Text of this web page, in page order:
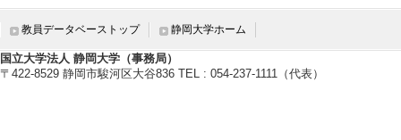
教員データベーストップ 静岡大学ホーム
国立大学法人 静岡大学（事務局）
〒422-8529 静岡市駿河区大谷836 TEL : 054-237-1111（代表）